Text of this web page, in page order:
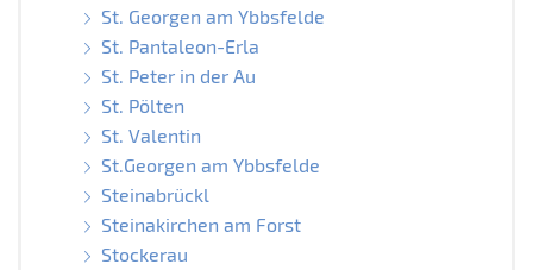
St. Georgen am Ybbsfelde
St. Pantaleon-Erla
St. Peter in der Au
St. Pölten
St. Valentin
St.Georgen am Ybbsfelde
Steinabrückl
Steinakirchen am Forst
Stockerau